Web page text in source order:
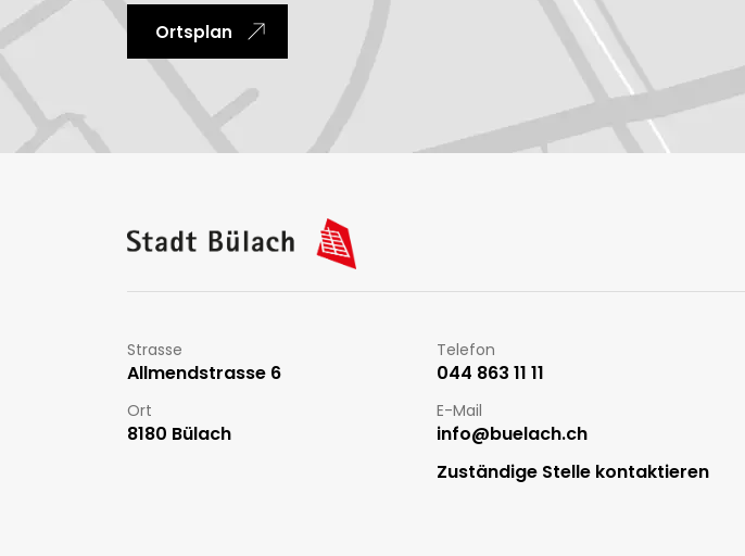
Ortsplan
Kontakt
Strasse
Allmendstrasse 6
Ort
8180 Bülach
Telefon
044 863 11 11
E-Mail
info@buelach.ch
Zuständige Stelle kontaktieren